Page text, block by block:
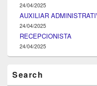
24/04/2025
AUXILIAR
24/04/2025
RECEPCIONISTA
24/04/2025
Search